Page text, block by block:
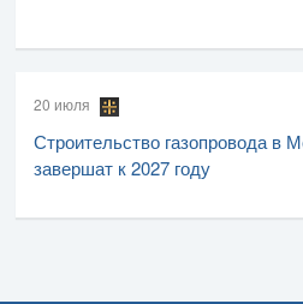
20 июля
Строительство газопровода в
завершат к 2027 году